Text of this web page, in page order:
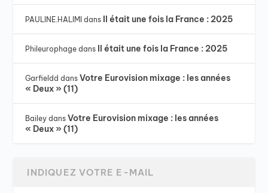
PAULINE.HALIMI dans Il était une fois la France : 2025
Phileurophage dans Il était une fois la France : 2025
Garfieldd dansVotre Eurovision mixage : les années
« Deux » (11)
Bailey dansVotre Eurovision mixage : les années
« Deux » (11)